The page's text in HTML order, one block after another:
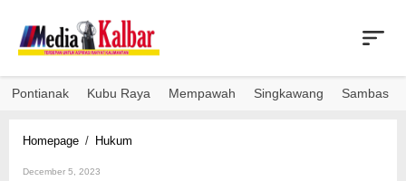
content
Pontianak Kubu Raya Mempawah Singkawang Sambas
Homepage / Hukum
December 5, 2023